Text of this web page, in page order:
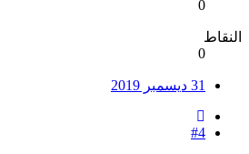
0
النقاط
0
31 ديسمبر 2019
#4